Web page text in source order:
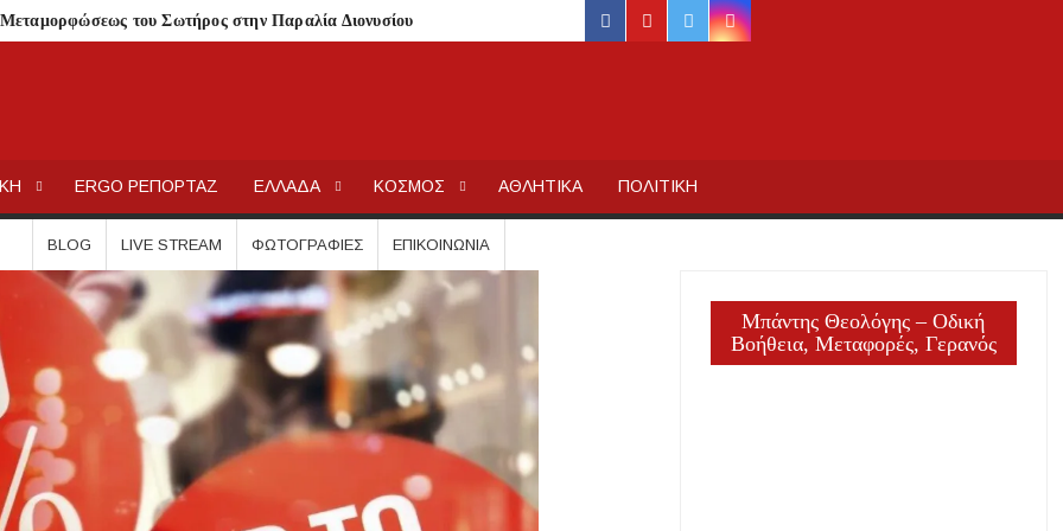
του Σωτήρος στην Παραλία Διονυσίου
μικροβιολογική επιβάρυνση
– Πολύωρη αναμονή και απώλειες στις κρατήσεις
στις εκκλησίες
στην εβδομάδα
– Στους 43.000 οι συνολικοί ωφελούμενοι
των ιερών ακολουθιών
συναυλία στον Πύργο
facebook
youtubetwitterinstagram
ERGO ΡΕΠΟΡΤΑΖ ΕΛΛΑΔΑ ΚΟΣΜΟΣ ΑΘΛΗΤΙΚΑ ΠΟΛΙΤΙΚΗ
BLOG LIVE STREAM ΦΩΤΟΓΡΑΦΊΕΣ ΕΠΙΚΟΙΝΩΝΊΑ
Μπάντης Θεολόγης – Οδική
Βοήθεια, Μεταφορές, Γερανός